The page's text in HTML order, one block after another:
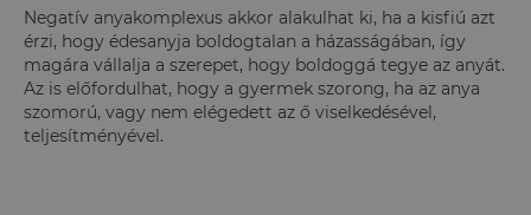
Negatív anyakomplexus akkor alakulhat ki, ha a kisfiú azt
érzi, hogy édesanyja boldogtalan a házasságában, így
magára vállalja a szerepet, hogy boldoggá tegye az anyát.
Az is előfordulhat, hogy a gyermek szorong, ha az anya
szomorú, vagy nem elégedett az ő viselkedésével,
teljesítményével.